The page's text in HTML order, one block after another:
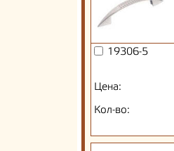
19306-5
Цена:
Кол-во: